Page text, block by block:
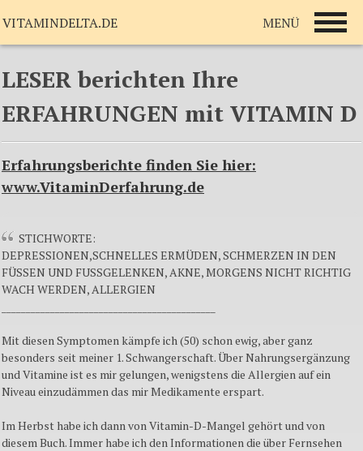
LESER berichten Ihre
ERFAHRUNGEN mit VITAMIN D
Erfahrungsberichte finden Sie hier:
www.VitaminDerfahrung.de
STICHWORTE:
DEPRESSIONEN,SCHNELLES ERMÜDEN, SCHMERZEN IN DEN
FÜSSEN UND FUSSGELENKEN, AKNE, MORGENS NICHT RICHTIG
WACH WERDEN, ALLERGIEN
Mit diesen Symptomen kämpfe ich (50) schon ewig, aber ganz
besonders seit meiner 1. Schwangerschaft. Über Nahrungsergänzung
und Vitamine ist es mir gelungen, wenigstens die Allergien auf ein
Niveau einzudämmen das mir Medikamente erspart.
Im Herbst habe ich dann von Vitamin-D-Mangel gehört und von
diesem Buch. Immer habe ich den Informationen die über Fernsehen
VITAMINDELTA.DE MENÜ